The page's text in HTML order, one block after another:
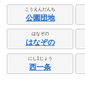
こうえんだんち
公園団地
はなぞの
はなぞの
にし1じょう
西一条